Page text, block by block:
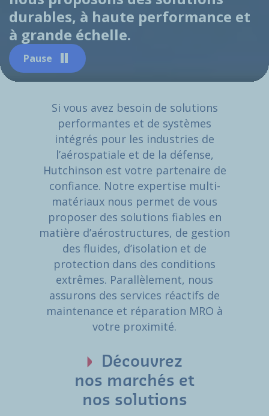
Pause
durables, à haute performance et
à grande échelle.
Si vous avez besoin de solutions
performantes et de systèmes
intégrés pour les industries de
l’aérospatiale et de la défense,
Hutchinson est votre partenaire de
confiance. Notre expertise multi-
matériaux nous permet de vous
proposer des solutions fiables en
matière d’aérostructures, de gestion
des fluides, d’isolation et de
protection dans des conditions
extrêmes. Parallèlement, nous
assurons des services réactifs de
maintenance et réparation MRO à
votre proximité.
Découvrez
nos marchés et
nos solutions